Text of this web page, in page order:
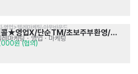
·영업>텔레마케팅·아웃바운드
★영업X/단순TM/초보주부환영/
레마케팅· 영업 · 마케팅
원 (협의)